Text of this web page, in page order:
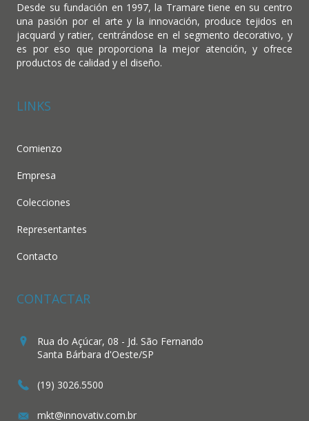
Desde su fundación en 1997, la Tramare tiene en su centro
una pasión por el arte y la innovación, produce tejidos en
jacquard y ratier, centrándose en el segmento decorativo, y
es por eso que proporciona la mejor atención, y ofrece
productos de calidad y el diseño.
LINKS
Comienzo
Empresa
Colecciones
Representantes
Contacto
CONTACTAR
Rua do Açúcar, 08 - Jd. São Fernando
Santa Bárbara d'Oeste/SP
(19) 3026.5500
mkt@innovativ.com.br